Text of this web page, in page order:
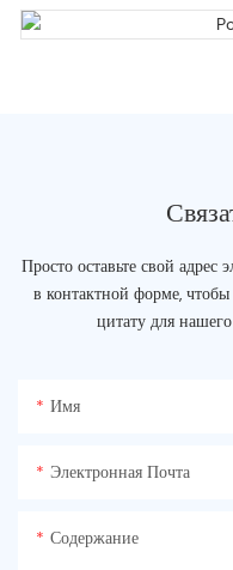
Просто оставьте свой
в контактной форме,
цитату для
Имя
Электронная Почта
Содержание